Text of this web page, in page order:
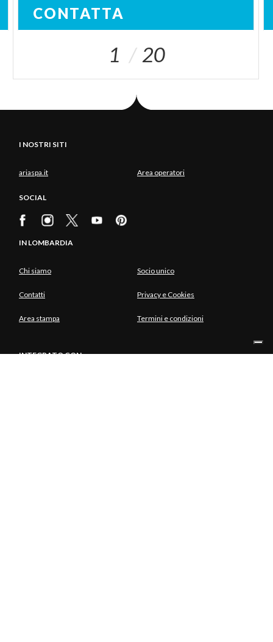
CONTATTA
1 20
I NOSTRI SITI
ariaspa.it Area operatori
SOCIAL
IN LOMBARDIA
Chi siamo Socio unico
Contatti Privacy e Cookies
Area stampa Termini e condizioni
INTEGRATO CON